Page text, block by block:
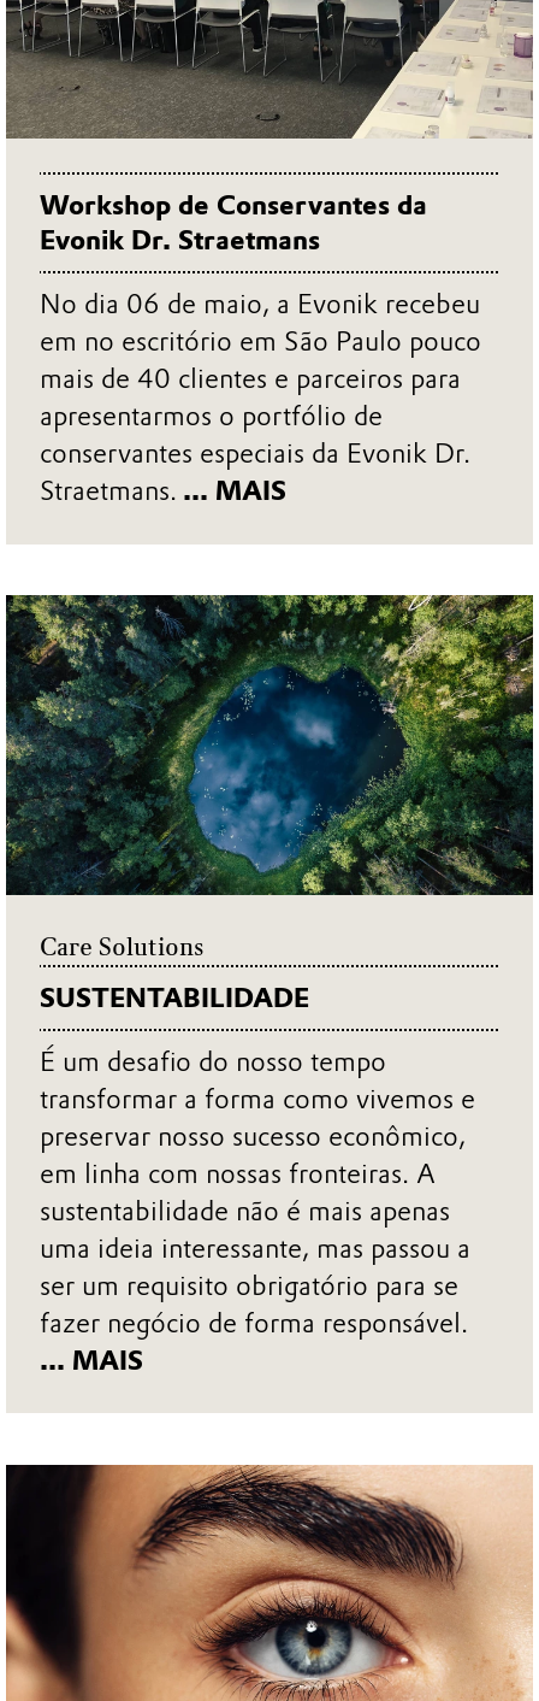
Workshop de Conservantes da
Evonik Dr. Straetmans
No dia 06 de maio, a Evonik recebeu
em no escritório em São Paulo pouco
mais de 40 clientes e parceiros para
apresentarmos o portfólio de
conservantes especiais da Evonik Dr.
Straetmans. ... MAIS
Care Solutions
SUSTENTABILIDADE
É um desafio do nosso tempo
transformar a forma como vivemos e
preservar nosso sucesso econômico,
em linha com nossas fronteiras. A
sustentabilidade não é mais apenas
uma ideia interessante, mas passou a
ser um requisito obrigatório para se
fazer negócio de forma responsável.
... MAIS